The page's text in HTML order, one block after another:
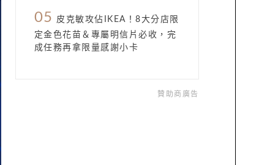
05
皮克敏攻佔IKEA！8大分店限
定金色花苗＆專屬明信片必收，完
成任務再拿限量感謝小卡
贊助商廣告